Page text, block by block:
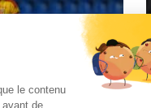
continue de prendre